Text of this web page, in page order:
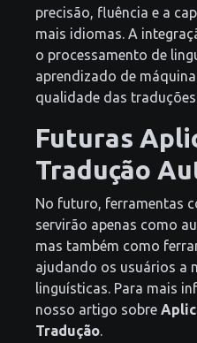
precisão, fluência e a
mais idiomas. A
o processamento de
aprendizado de
qualidade das traduções.
Futuras
Tradução
No futuro, ferramentas
servirão apenas como
mas também como
ajudando os usuários a
linguísticas. Para mais
nosso artigo sobre
Tradução